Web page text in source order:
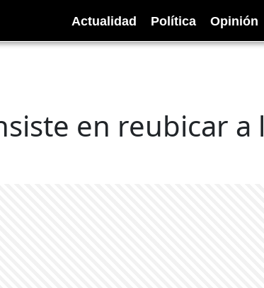
Actualidad Política Opinión
en reubicar